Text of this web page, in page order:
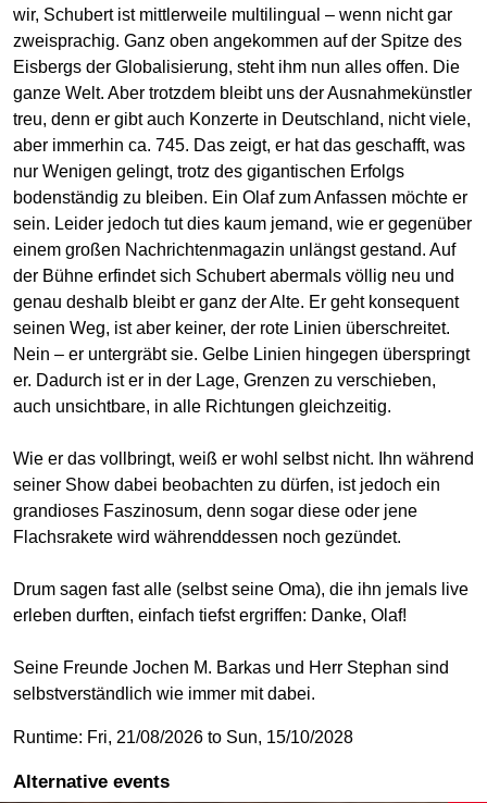
wir, Schubert ist mittlerweile multilingual – wenn nicht gar
zweisprachig. Ganz oben angekommen auf der Spitze des
Eisbergs der Globalisierung, steht ihm nun alles offen. Die
ganze Welt. Aber trotzdem bleibt uns der Ausnahmekünstler
treu, denn er gibt auch Konzerte in Deutschland, nicht viele,
aber immerhin ca. 745. Das zeigt, er hat das geschafft, was
nur Wenigen gelingt, trotz des gigantischen Erfolgs
bodenständig zu bleiben. Ein Olaf zum Anfassen möchte er
sein. Leider jedoch tut dies kaum jemand, wie er gegenüber
einem großen Nachrichtenmagazin unlängst gestand. Auf
der Bühne erfindet sich Schubert abermals völlig neu und
genau deshalb bleibt er ganz der Alte. Er geht konsequent
seinen Weg, ist aber keiner, der rote Linien überschreitet.
Nein – er untergräbt sie. Gelbe Linien hingegen überspringt
er. Dadurch ist er in der Lage, Grenzen zu verschieben,
auch unsichtbare, in alle Richtungen gleichzeitig.
Wie er das vollbringt, weiß er wohl selbst nicht. Ihn während
seiner Show dabei beobachten zu dürfen, ist jedoch ein
grandioses Faszinosum, denn sogar diese oder jene
Flachsrakete wird währenddessen noch gezündet.
Drum sagen fast alle (selbst seine Oma), die ihn jemals live
erleben durften, einfach tiefst ergriffen: Danke, Olaf!
Seine Freunde Jochen M. Barkas und Herr Stephan sind
selbstverständlich wie immer mit dabei.
Runtime: Fri, 21/08/2026 to Sun, 15/10/2028
Alternative events